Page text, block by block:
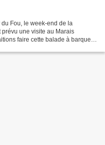
Fou, le week-end de la
une visite au Marais
faire cette balade à barque